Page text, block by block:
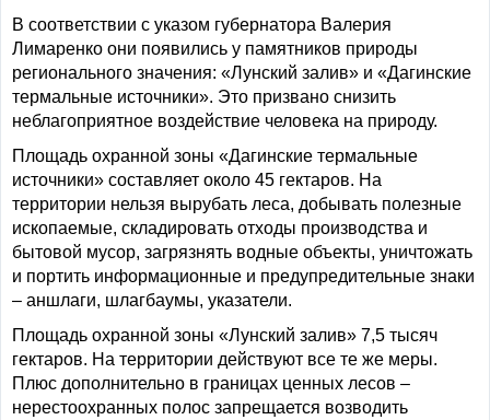
В соответствии с указом губернатора Валерия
Лимаренко они появились у памятников природы
регионального значения: «Лунский залив» и «Дагинские
термальные источники». Это призвано снизить
неблагоприятное воздействие человека на природу.
Площадь охранной зоны «Дагинские термальные
источники» составляет около 45 гектаров. На
территории нельзя вырубать леса, добывать полезные
ископаемые, складировать отходы производства и
бытовой мусор, загрязнять водные объекты, уничтожать
и портить информационные и предупредительные знаки
– аншлаги, шлагбаумы, указатели.
Площадь охранной зоны «Лунский залив» 7,5 тысяч
гектаров. На территории действуют все те же меры.
Плюс дополнительно в границах ценных лесов –
нерестоохранных полос запрещается возводить